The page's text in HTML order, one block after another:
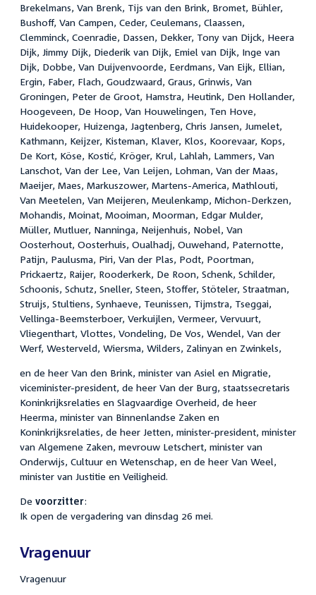
Brekelmans, Van Brenk, Tijs van den Brink, Bromet, Bühler,
Bushoff, Van Campen, Ceder, Ceulemans, Claassen,
Clemminck, Coenradie, Dassen, Dekker, Tony van Dijck, Heera
Dijk, Jimmy Dijk, Diederik van Dijk, Emiel van Dijk, Inge van
Dijk, Dobbe, Van Duijvenvoorde, Eerdmans, Van Eijk, Ellian,
Ergin, Faber, Flach, Goudzwaard, Graus, Grinwis, Van
Groningen, Peter de Groot, Hamstra, Heutink, Den Hollander,
Hoogeveen, De Hoop, Van Houwelingen, Ten Hove,
Huidekooper, Huizenga, Jagtenberg, Chris Jansen, Jumelet,
Kathmann, Keijzer, Kisteman, Klaver, Klos, Koorevaar, Kops,
De Kort, Köse, Kostić, Kröger, Krul, Lahlah, Lammers, Van
Lanschot, Van der Lee, Van Leijen, Lohman, Van der Maas,
Maeijer, Maes, Markuszower, Martens-America, Mathlouti,
Van Meetelen, Van Meijeren, Meulenkamp, Michon-Derkzen,
Mohandis, Moinat, Mooiman, Moorman, Edgar Mulder,
Müller, Mutluer, Nanninga, Neijenhuis, Nobel, Van
Oosterhout, Oosterhuis, Oualhadj, Ouwehand, Paternotte,
Patijn, Paulusma, Piri, Van der Plas, Podt, Poortman,
Prickaertz, Raijer, Rooderkerk, De Roon, Schenk, Schilder,
Schoonis, Schutz, Sneller, Steen, Stoffer, Stöteler, Straatman,
Struijs, Stultiens, Synhaeve, Teunissen, Tijmstra, Tseggai,
Vellinga-Beemsterboer, Verkuijlen, Vermeer, Vervuurt,
Vliegenthart, Vlottes, Vondeling, De Vos, Wendel, Van der
Werf, Westerveld, Wiersma, Wilders, Zalinyan en Zwinkels,
en de heer Van den Brink, minister van Asiel en Migratie,
viceminister-president, de heer Van der Burg, staatssecretaris
Koninkrijksrelaties en Slagvaardige Overheid, de heer
Heerma, minister van Binnenlandse Zaken en
Koninkrijksrelaties, de heer Jetten, minister-president, minister
van Algemene Zaken, mevrouw Letschert, minister van
Onderwijs, Cultuur en Wetenschap, en de heer Van Weel,
minister van Justitie en Veiligheid.
De voorzitter:
Ik open de vergadering van dinsdag 26 mei.
Vragenuur
Vragenuur